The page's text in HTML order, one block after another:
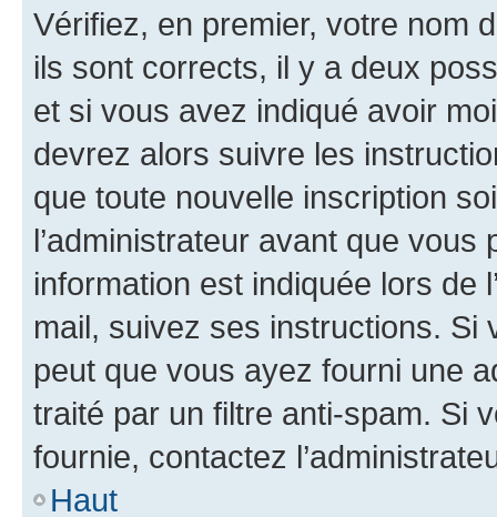
Vérifiez, en premier, votre nom
ils sont corrects, il y a deux
et si vous avez indiqué avoir
devrez alors suivre les
que toute nouvelle inscription
l’administrateur avant que
information est indiquée lors de
mail, suivez ses instructions. Si
peut que vous ayez fourni une
traité par un filtre anti-spam. Si
fournie, contactez
Haut